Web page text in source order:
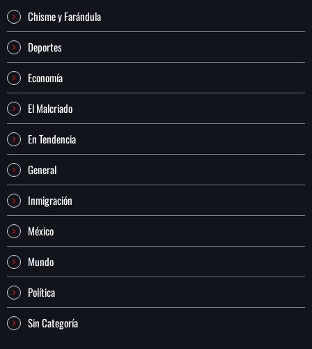
Chisme y Farándula
Deportes
Economía
El Malcriado
En Tendencia
General
Inmigración
México
Mundo
Política
Sin Categoría